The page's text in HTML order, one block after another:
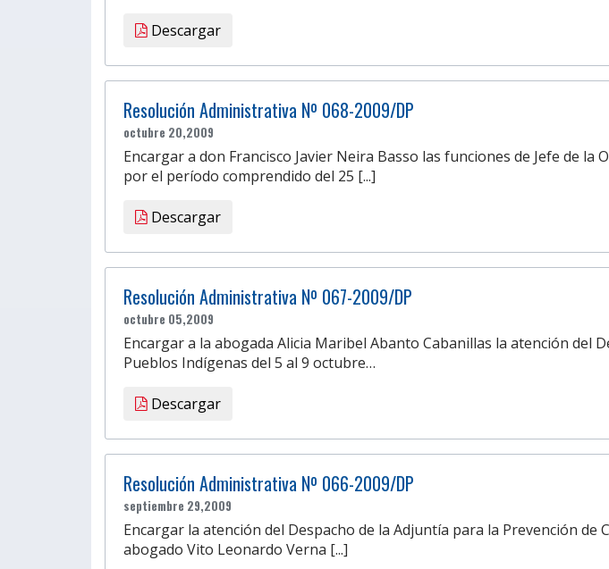
Descargar
Resolución Administrativa Nº 068-2009/DP
octubre 20,2009
Encargar a don Francisco Javier Neira Basso las funciones de Jefe de
por el período comprendido del 25 [...]
Descargar
Resolución Administrativa Nº 067-2009/DP
octubre 05,2009
Encargar a la abogada Alicia Maribel Abanto Cabanillas la atención del
Pueblos Indígenas del 5 al 9 octubre…
Descargar
Resolución Administrativa Nº 066-2009/DP
septiembre 29,2009
Encargar la atención del Despacho de la Adjuntía para la Prevención
abogado Vito Leonardo Verna [...]